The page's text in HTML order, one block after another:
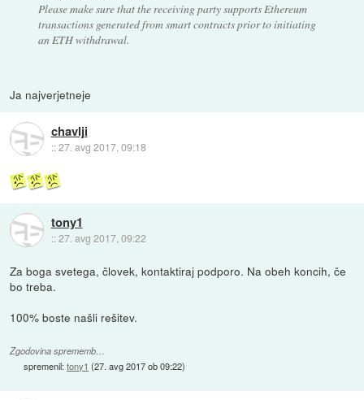
Please make sure that the receiving party supports Ethereum
transactions generated from smart contracts prior to initiating
an ETH withdrawal.
Ja najverjetneje
chavlji
::27. avg 2017, 09:18
tony1
::27. avg 2017, 09:22
Za boga svetega, človek, kontaktiraj podporo. Na obeh koncih, če
bo treba.
100% boste našli rešitev.
Zgodovina sprememb…
spremenil:tony1 (27. avg 2017 ob 09:22)